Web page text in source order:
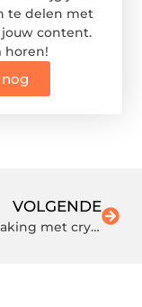
te delen met
content.
horen!
VOLGENDE
Kennismaking met crypto